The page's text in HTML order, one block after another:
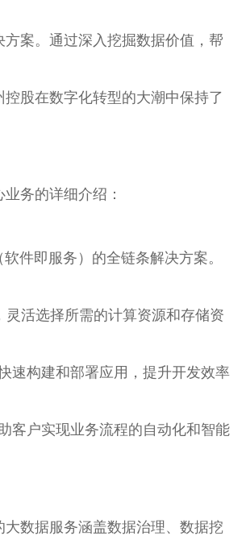
案。通过深入挖掘数据价值，帮
股在数字化转型的大潮中保持了
务的详细介绍：
件即服务）的全链条解决方案。
活选择所需的计算资源和存储资
速构建和部署应用，提升开发效率
客户实现业务流程的自动化和智能
数据服务涵盖数据治理、数据挖